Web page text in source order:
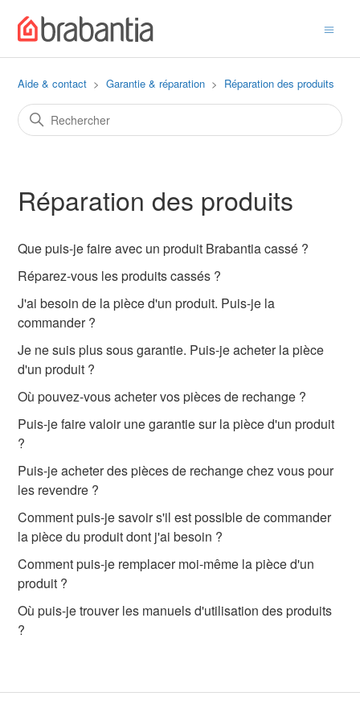
Aide & contact Garantie & réparation Réparation des produits
Réparation des produits
Que puis-je faire avec un produit Brabantia cassé ?
Réparez-vous les produits cassés ?
J'ai besoin de la pièce d'un produit. Puis-je la
commander ?
Je ne suis plus sous garantie. Puis-je acheter la pièce
d'un produit ?
Où pouvez-vous acheter vos pièces de rechange ?
Puis-je faire valoir une garantie sur la pièce d'un produit
?
Puis-je acheter des pièces de rechange chez vous pour
les revendre ?
Comment puis-je savoir s'il est possible de commander
la pièce du produit dont j'ai besoin ?
Comment puis-je remplacer moi-même la pièce d'un
produit ?
Où puis-je trouver les manuels d'utilisation des produits
?